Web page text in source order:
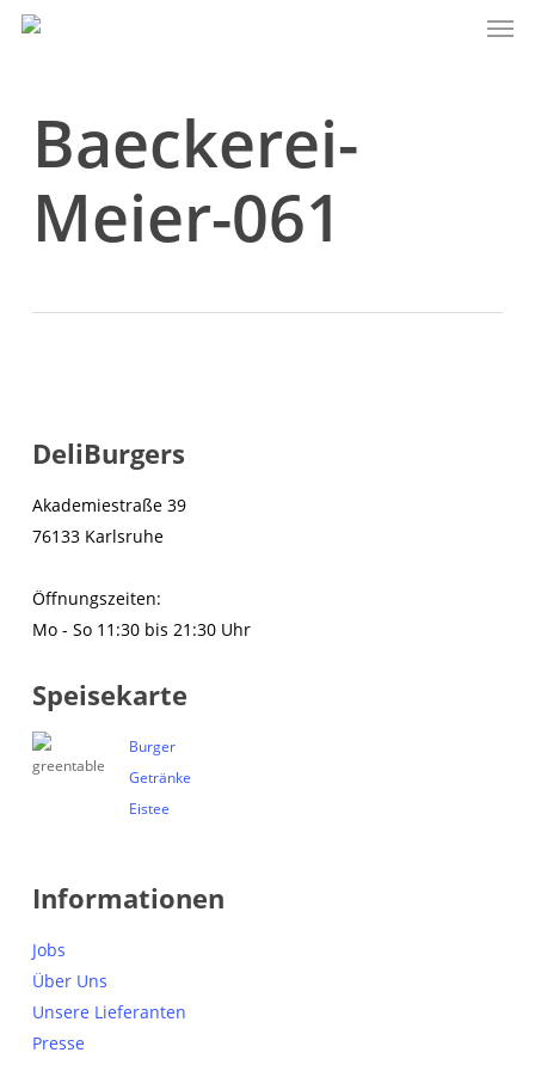
Skip
Baeckerei-
Meier-061
DeliBurgers
Akademiestraße 39
76133 Karlsruhe
Öffnungszeiten:
Mo - So 11:30 bis 21:30 Uhr
Speisekarte
Burger
Getränke
Eistee
Informationen
Jobs
Über Uns
Unsere Lieferanten
Presse